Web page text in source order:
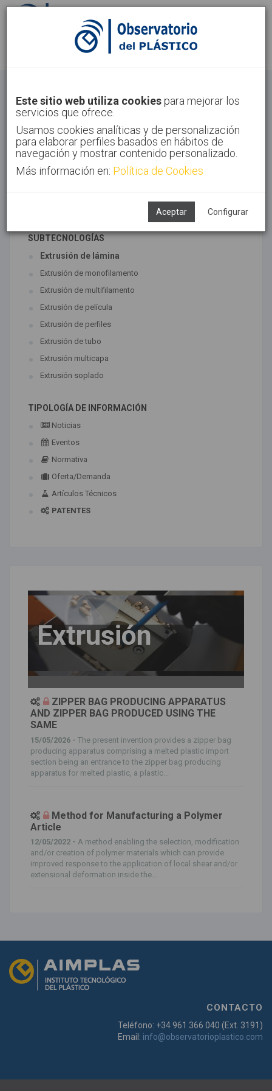
Identifícate Regístrate
Inicio Tecnologías Extrusión
Este sitio web utiliza cookies para mejorar los
servicios que ofrece.
Usamos cookies analíticas y de personalización
para elaborar perfiles basados en hábitos de
navegación y mostrar contenido personalizado.
Más información en: Política de Cookies
Aceptar Configurar
TECNOLOGÍAS ASOCIADAS
SUBTECNOLOGÍAS
Extrusión de lámina
Extrusión de monofilamento
Extrusión de multifilamento
Extrusión de película
Extrusión de perfiles
Extrusión de tubo
Extrusión multicapa
Extrusión soplado
TIPOLOGÍA DE INFORMACIÓN
Noticias
Eventos
Normativa
Oferta/Demanda
Artículos Técnicos
PATENTES
Extrusión
ZIPPER BAG PRODUCING APPARATUS
AND ZIPPER BAG PRODUCED USING THE
SAME
15/05/2026 - The present invention provides a zipper bag
producing apparatus comprising a melted plastic import
section being an entrance to the zipper bag producing
apparatus for melted plastic, a plastic...
Method for Manufacturing a Polymer
Article
12/05/2022 - A method enabling the selection, modification
and/or creation of polymer materials which can provide
improved response to the application of local shear and/or
extensional deformation inside the...
CONTACTO
Teléfono: +34 961 366 040 (Ext. 3191)
Email: info@observatorioplastico.com